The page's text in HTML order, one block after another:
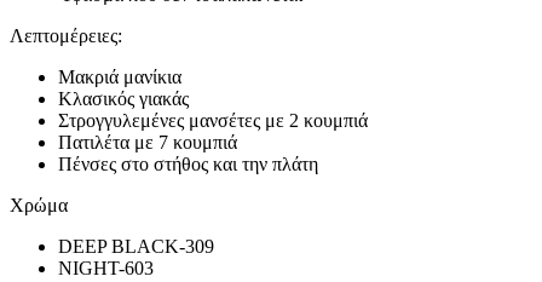
Λεπτομέρειες:
Μακριά μανίκια
Κλασικός γιακάς
Στρογγυλεμένες μανσέτες με 2 κουμπιά
Πατιλέτα με 7 κουμπιά
Πένσες στο στήθος και την πλάτη
Χρώμα
DEEP BLACK-309
NIGHT-603